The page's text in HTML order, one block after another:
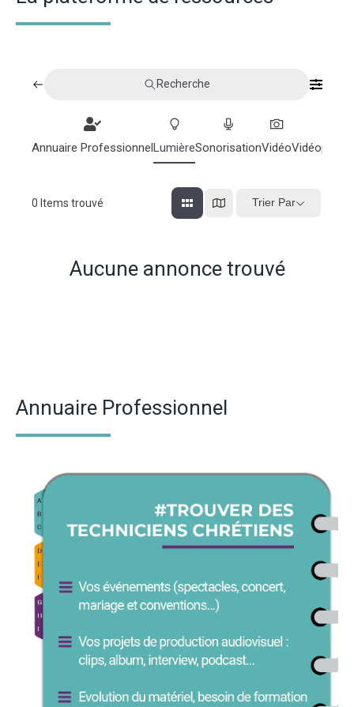
Recherche
Annuaire ProfessionnelLumièreSonorisationVidéo
0 Items trouvé Trier Par
Aucune annonce trouvé
Annuaire Professionnel